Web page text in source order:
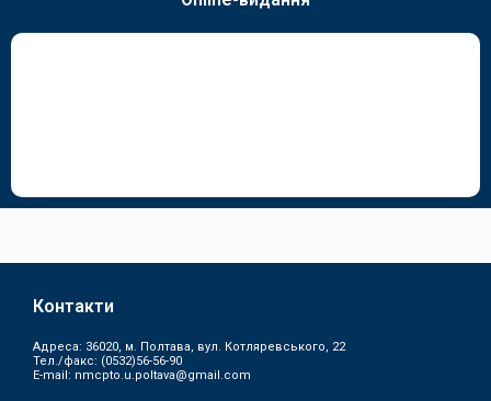
Контакти
Адреса: 36020, м. Полтава, вул. Котляревського, 22
Тел./факс: (0532)56-56-90
E-mail: nmcpto.u.poltava@gmail.com